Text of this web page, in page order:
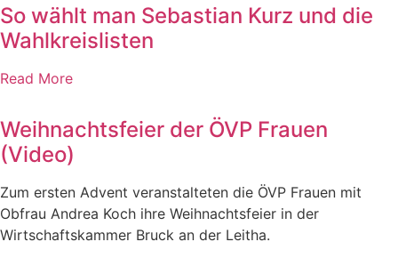
So wählt man Sebastian Kurz und die
Wahlkreislisten
Read More
Weihnachtsfeier der ÖVP Frauen
(Video)
Zum ersten Advent veranstalteten die ÖVP Frauen mit
Obfrau Andrea Koch ihre Weihnachtsfeier in der
Wirtschaftskammer Bruck an der Leitha.